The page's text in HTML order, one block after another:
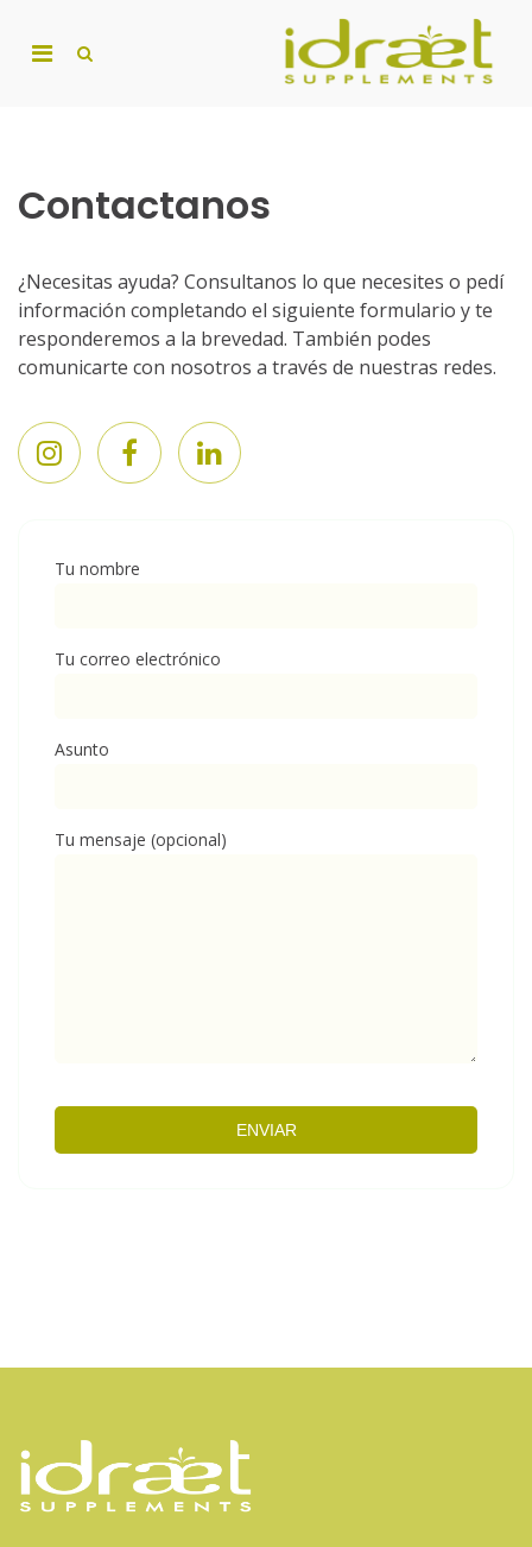
contentPrimary
Show
Contactanos
¿Necesitas ayuda? Consultanos lo que necesites o pedí
información completando el siguiente formulario y te
responderemos a la brevedad. También podes
comunicarte con nosotros a través de nuestras redes.
Tu nombre
Tu correo electrónico
Asunto
Tu mensaje (opcional)